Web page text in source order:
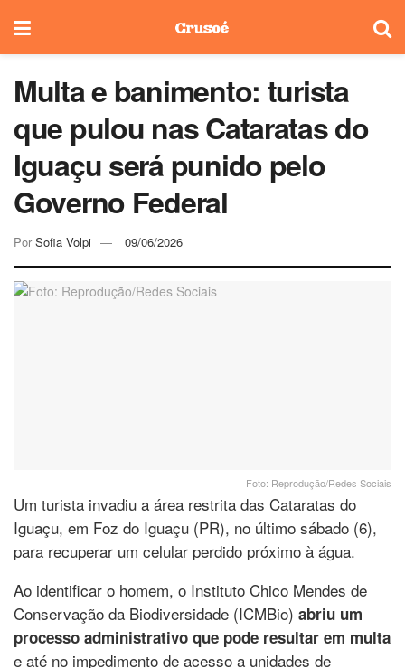
Multa e banimento: turista
que pulou nas Cataratas do
Iguaçu será punido pelo
Governo Federal
Por Sofia Volpi 09/06/2026
Foto: Reprodução/Redes Sociais
Um turista invadiu a área restrita das Cataratas do
Iguaçu, em Foz do Iguaçu (PR), no último sábado (6),
para recuperar um celular perdido próximo à água.
Ao identificar o homem, o Instituto Chico Mendes de
Conservação da Biodiversidade (ICMBio) abriu um
processo administrativo que pode resultar em multa
e até no impedimento de acesso a unidades de